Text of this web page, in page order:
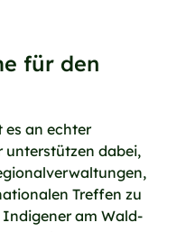
für den
es an echter
unterstützen dabei,
Treffen zu
am Wald-